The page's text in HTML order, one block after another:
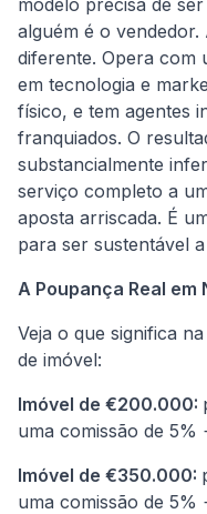
modelo precisa de
alguém é o
diferente. Opera com
em tecnologia e
físico, e tem agentes
franquiados. O
substancialmente
serviço completo a
aposta arriscada. É
para ser sustentável
A Poupança Real em
Veja o que significa
de imóvel:
Imóvel de €200.000:
uma comissão de 5%
Imóvel de €350.000:
uma comissão de 5%